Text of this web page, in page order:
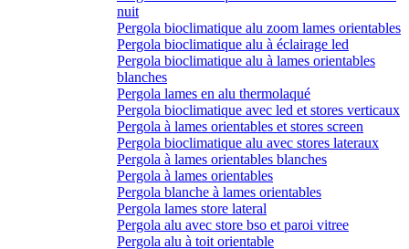
nuit
Pergola bioclimatique alu zoom lames orientables
Pergola bioclimatique alu à éclairage led
Pergola bioclimatique alu à lames orientables
blanches
Pergola lames en alu thermolaqué
Pergola bioclimatique avec led et stores verticaux
Pergola à lames orientables et stores screen
Pergola bioclimatique alu avec stores lateraux
Pergola à lames orientables blanches
Pergola à lames orientables
Pergola blanche à lames orientables
Pergola lames store lateral
Pergola alu avec store bso et paroi vitree
Pergola alu à toit orientable